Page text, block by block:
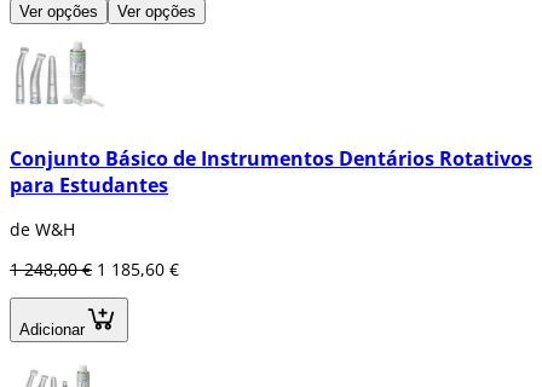
Ver opções Ver opções
Conjunto Básico de Instrumentos Dentários Rotativos
para Estudantes
de W&H
1 248,00 € 1 185,60 €
Adicionar